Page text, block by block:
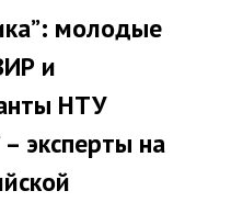
молодые
и
НТУ
– эксперты на